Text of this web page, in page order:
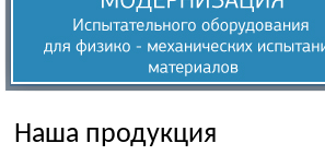
Наша продукция